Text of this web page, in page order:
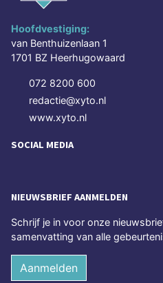
Hoofdvestiging:
van Benthuizenlaan 1
1701 BZ Heerhugowaard
072 8200 600
redactie@xyto.nl
www.xyto.nl
SOCIAL MEDIA
NIEUWSBRIEF AANMELDEN
Schrijf je in voor onze
samenvatting van alle
Aanmelden